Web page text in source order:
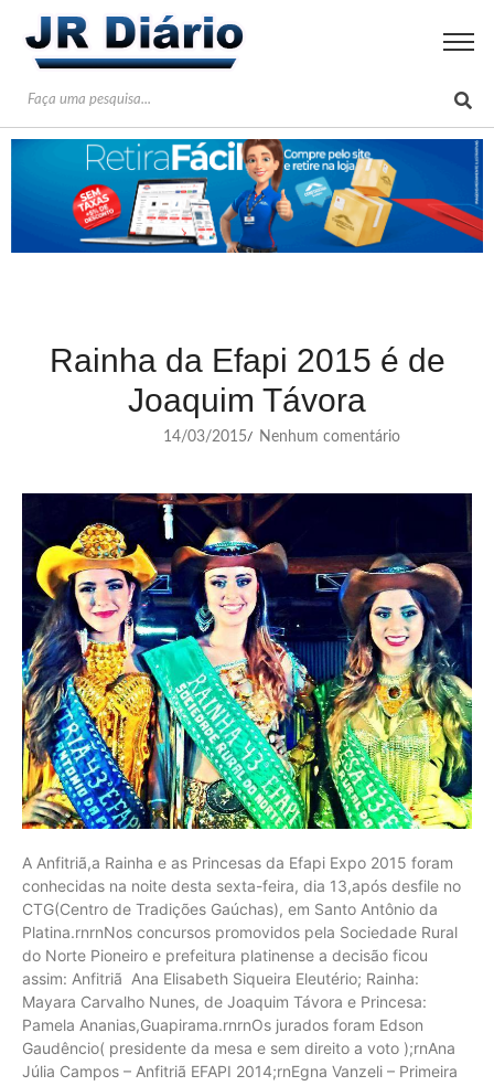
Rainha da Efapi 2015 é de
Joaquim Távora
14/03/2015/ Nenhum comentário
A Anfitriã,a Rainha e as Princesas da Efapi Expo 2015 foram
conhecidas na noite desta sexta-feira, dia 13,após desfile no
CTG(Centro de Tradições Gaúchas), em Santo Antônio da
Platina.rnrnNos concursos promovidos pela Sociedade Rural
do Norte Pioneiro e prefeitura platinense a decisão ficou
assim: Anfitriã Ana Elisabeth Siqueira Eleutério; Rainha:
Mayara Carvalho Nunes, de Joaquim Távora e Princesa:
Pamela Ananias,Guapirama.rnrnOs jurados foram Edson
Gaudêncio( presidente da mesa e sem direito a voto );rnAna
Júlia Campos – Anfitriã EFAPI 2014;rnEgna Vanzeli – Primeira